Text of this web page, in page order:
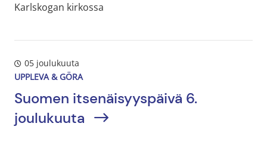
Karlskogan kirkossa
05 joulukuuta
UPPLEVA & GÖRA
Suomen itsenäisyyspäivä 6.
joulukuuta